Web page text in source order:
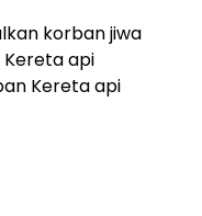
korban jiwa
Kereta api
Kereta api